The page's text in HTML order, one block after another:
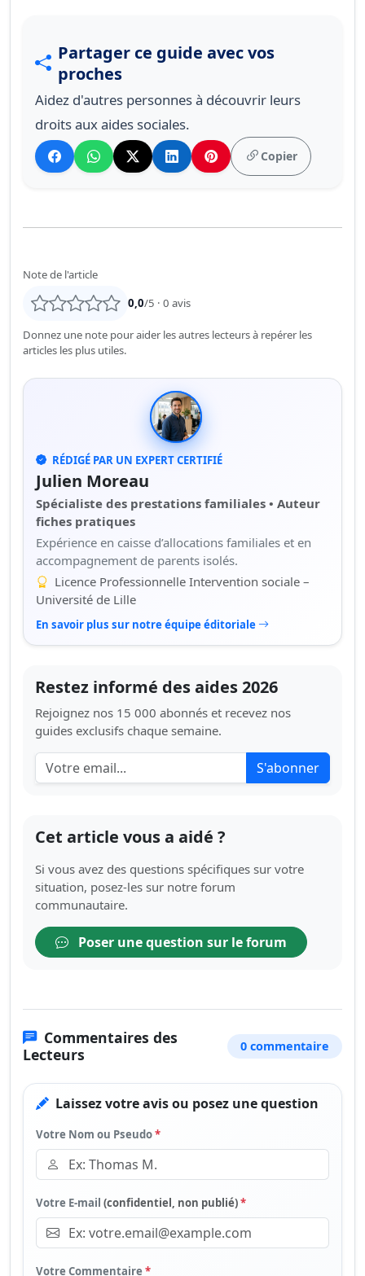
Partager ce guide avec vos
proches
Aidez d'autres personnes à découvrir leurs
droits aux aides sociales.
Copier
Note de l'article
0,0/5 ·0 avis
Donnez une note pour aider les autres lecteurs à repérer les
articles les plus utiles.
RÉDIGÉ PAR UN EXPERT CERTIFIÉ
Julien Moreau
Spécialiste des prestations familiales • Auteur
fiches pratiques
Expérience en caisse d’allocations familiales et en
accompagnement de parents isolés.
Licence Professionnelle Intervention sociale –
Université de Lille
En savoir plus sur notre équipe éditoriale
Restez informé des aides 2026
Rejoignez nos 15 000 abonnés et recevez nos
guides exclusifs chaque semaine.
S'abonner
Cet article vous a aidé ?
Si vous avez des questions spécifiques sur votre
situation, posez-les sur notre forum
communautaire.
Poser une question sur le forum
Commentaires des
Lecteurs
0 commentaire
Laissez votre avis ou posez une question
Votre Nom ou Pseudo*
Votre E-mail (confidentiel, non publié)*
Votre Commentaire *